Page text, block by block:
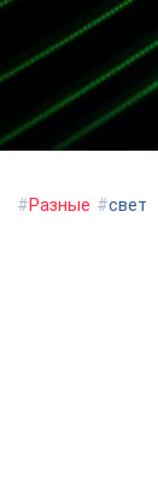
#Разные #свет